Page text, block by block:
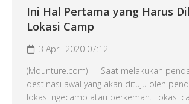
Ini Hal Pertama yang Harus
Lokasi Camp
3 April 2020 07:12
(Mounture.com) — Saat melakukan
destinasi awal yang akan dituju oleh
lokasi ngecamp atau berkemah. Lokasi